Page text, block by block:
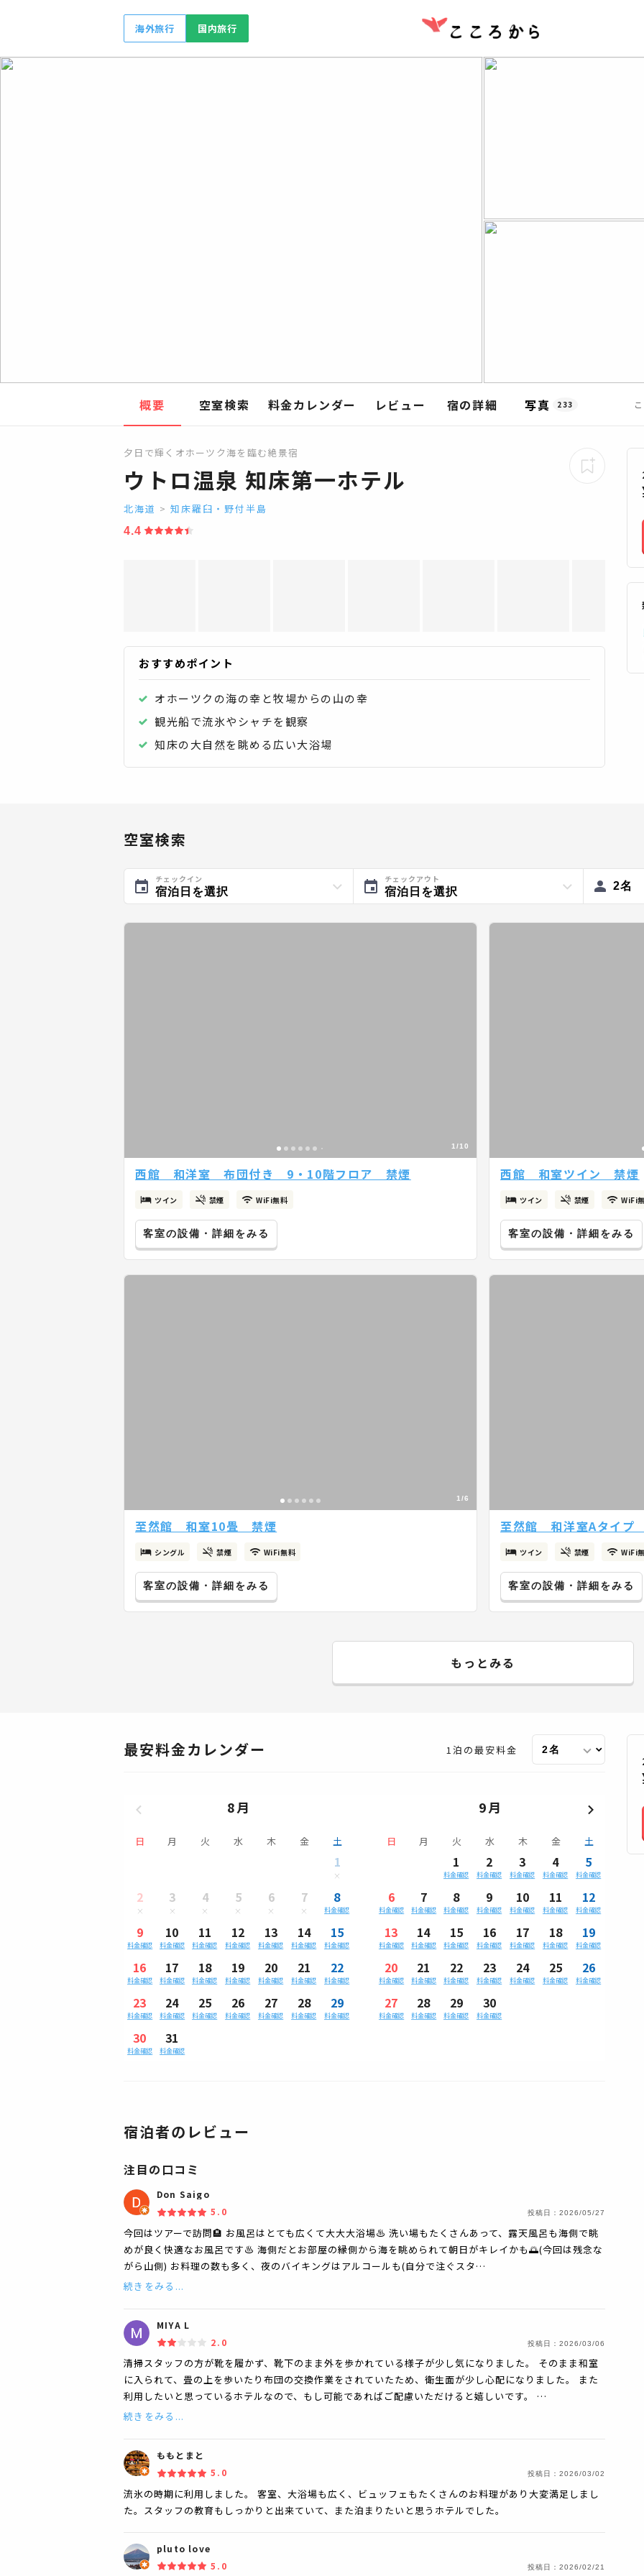
海外旅行 国内旅行
概要 空室検索 料金カレンダー レビュー 宿の詳細 写真 233
夕日で輝くオホーツク海を臨む絶景宿
ウトロ温泉 知床第一ホテル
北海道 > 知床羅臼・野付半島
4.4
おすすめポイント
オホーツクの海の幸と牧場からの山の幸
観光船で流氷やシャチを観察
知床の大自然を眺める広い大浴場
空室検索
チェックイン
宿泊日を選択
チェックアウト
宿泊日を選択 2名
1/10
西館 和洋室 布団付き 9・10階フロア 禁煙
ツイン 禁煙 WiFi無料
客室の設備・詳細をみる
西館 和室ツイン 禁煙
ツイン 禁煙 WiFi
客室の設備・詳細をみる
1/6
至然館 和室10畳 禁煙
シングル 禁煙 WiFi無料
客室の設備・詳細をみる
至然館 和洋室Aタイ
ツイン 禁煙 WiFi
客室の設備・詳細をみる
もっとみる
最安料金カレンダー 1泊の最安料金
8月
日 月 火 水 木 金 土
1
2 3 4 5 6 7 8
料金確認
9
料金確認
10
料金確認
11
料金確認
12
料金確認
13
料金確認
14
料金確認
15
料金確認
16
料金確認
17
料金確認
18
料金確認
19
料金確認
20
料金確認
21
料金確認
22
料金確認
23
料金確認
24
料金確認
25
料金確認
26
料金確認
27
料金確認
28
料金確認
29
料金確認
30
料金確認
31
料金確認
9月
日 月 火 水 木 金 土
1
料金確認
2
料金確認
3
料金確認
4
料金確認
5
料金確認
6
料金確認
7
料金確認
8
料金確認
9
料金確認
10
料金確認
11
料金確認
12
料金確認
13
料金確認
14
料金確認
15
料金確認
16
料金確認
17
料金確認
18
料金確認
19
料金確認
20
料金確認
21
料金確認
22
料金確認
23
料金確認
24
料金確認
25
料金確認
26
料金確認
27
料金確認
28
料金確認
29
料金確認
30
料金確認
宿泊者のレビュー
注目の口コミ
Don Saigo
5.0
投稿日： 2026/05/27
今回はツアーで訪問🏨 お風呂はとても広くて大大大浴場♨️ 洗い場もたくさんあって、露天風呂も海側で眺
めが良く快適なお風呂です♨️ 海側だとお部屋の縁側から海を眺められて朝日がキレイかも🌅(今回は残念な
がら山側) お料理の数も多く、夜のバイキングはアルコールも(自分で注ぐスタ…
続きをみる...
MIYA L
2.0
投稿日： 2026/03/06
清掃スタッフの方が靴を履かず、靴下のまま外を歩かれている様子が少し気になりました。 そのまま和室
に入られて、畳の上を歩いたり布団の交換作業をされていたため、衛生面が少し心配になりました。 また
利用したいと思っているホテルなので、もし可能であればご配慮いただけると嬉しいです。 …
続きをみる...
ももとまと
5.0
投稿日： 2026/03/02
流氷の時期に利用しました。 客室、大浴場も広く、ビュッフェもたくさんのお料理があり大変満足しまし
た。スタッフの教育もしっかりと出来ていて、また泊まりたいと思うホテルでした。
pluto love
5.0
投稿日： 2026/02/21